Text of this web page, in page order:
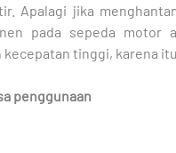
Apalagi jika
pada sepeda
tinggi, karena
penggunaan